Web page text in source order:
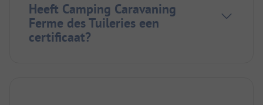
Heeft Camping Caravaning
Ferme des Tuileries een
certificaat?